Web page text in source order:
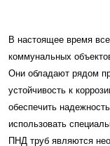
В настоящее время
коммунальных
Они обладают рядом
устойчивость к
обеспечить
использовать
ПНД труб являются